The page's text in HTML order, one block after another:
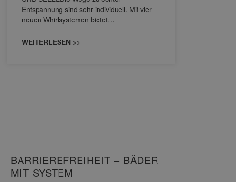
Entspannung sind sehr individuell. Mit vier
neuen Whirlsystemen bietet…
WEITERLESEN >>
BARRIEREFREIHEIT – BÄDER
MIT SYSTEM